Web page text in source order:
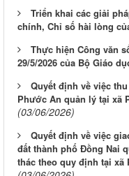
Triển khai các giải
chính, Chỉ số hài lòng
Thực hiện Công văn
29/5/2026 của Bộ Giáo
Quyết định về việc
Phước An quản lý tại xã
(03/06/2026)
Quyết định về việc
đất thành phố Đồng Nai
thác theo quy định tại